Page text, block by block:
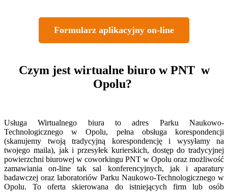
Formularz aplikacyjny on-line
Czym jest wirtualne biuro w PNT w
Opolu?
Usługa Wirtualnego biura to adres Parku Naukowo-
Technologicznego w Opolu, pełna obsługa korespondencji
(skanujemy twoją tradycyjną korespondencję i wysyłamy na
twojego maila), jak i przesyłek kurierskich, dostęp do tradycyjnej
powierzchni biurowej w coworkingu PNT w Opolu oraz możliwość
zamawiania on-line tak sal konferencyjnych, jak i aparatury
badawczej oraz laboratoriów Parku Naukowo-Technologicznego w
Opolu. To oferta skierowana do istniejących firm lub osób